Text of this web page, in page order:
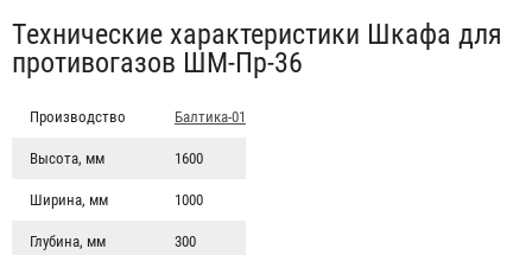
Табы
Технические характеристики Шкафа для
противогазов ШМ-Пр-36
Производство Балтика-01
Высота, мм 1600
Ширина, мм 1000
Глубина, мм 300